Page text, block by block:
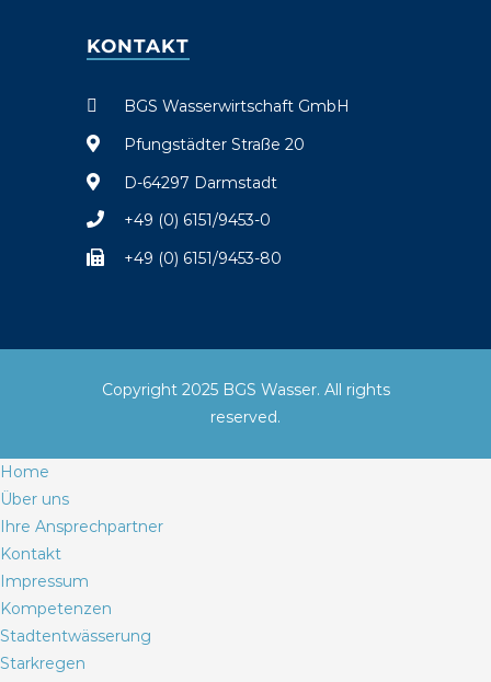
KONTAKT
BGS Wasserwirtschaft GmbH
Pfungstädter Straße 20
D-64297 Darmstadt
+49 (0) 6151/9453-0
+49 (0) 6151/9453-80
Copyright 2025 BGS Wasser. All rights
reserved.
Home
Über uns
Ihre Ansprechpartner
Kontakt
Impressum
Kompetenzen
Stadtentwässerung
Starkregen